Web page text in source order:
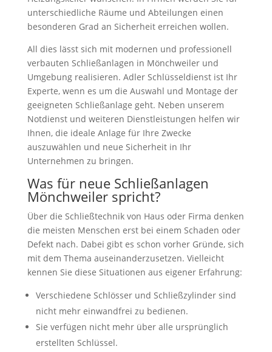
unterschiedliche Räume und Abteilungen einen
besonderen Grad an Sicherheit erreichen wollen.
All dies lässt sich mit modernen und professionell
verbauten Schließanlagen in Mönchweiler und
Umgebung realisieren. Adler Schlüsseldienst ist Ihr
Experte, wenn es um die Auswahl und Montage der
geeigneten Schließanlage geht. Neben unserem
Notdienst und weiteren Dienstleistungen helfen wir
Ihnen, die ideale Anlage für Ihre Zwecke
auszuwählen und neue Sicherheit in Ihr
Unternehmen zu bringen.
Was für neue Schließanlagen
Mönchweiler spricht?
Über die Schließtechnik von Haus oder Firma denken
die meisten Menschen erst bei einem Schaden oder
Defekt nach. Dabei gibt es schon vorher Gründe, sich
mit dem Thema auseinanderzusetzen. Vielleicht
kennen Sie diese Situationen aus eigener Erfahrung:
Verschiedene Schlösser und Schließzylinder sind
nicht mehr einwandfrei zu bedienen.
Sie verfügen nicht mehr über alle ursprünglich
erstellten Schlüssel.